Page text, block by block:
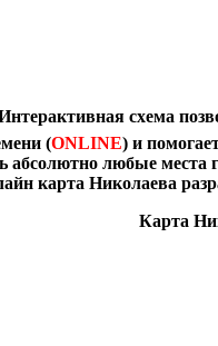
схема
(ONLINE) и
абсолютно любые
карта Николаева
Карта